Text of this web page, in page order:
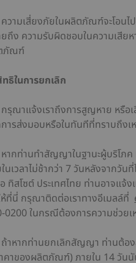
วามเสี่ยงภัยในผลิตภัณฑ์จะโอน
ถึง ความรับผิดชอบในความเสีย
ภัณฑ์
ธิในการยกเลิก
รุณาแจ้งเราถึงการสูญหาย หรื
ารส่งมอบหรือในทันทีที่ทราบถึงเ
ากท่านทำสัญญาในฐานะผู้บริโภค
นเวลาไม่ช้ากว่า 7 วันหลังจากวั
ทิสโซต์ ประเทศไทย ท่านอาจแ
ที่นี่ กรุณาติดต่อเราทางอีเมลล์ที่
0200 ในกรณีต้องการความช่วย
ถ้าหากท่านยกเลิกสัญญา ท่านต้
คาของผลิตภัณฑ์) ภายใน 14 วั